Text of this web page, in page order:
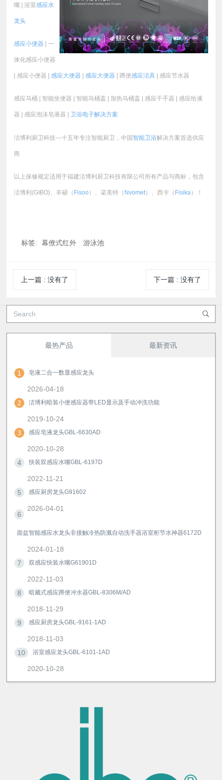
嘴 | 浴室感应水
龙头
感应小便器 | 一
体化感应小便器
| 感应小便器 |感应大便器 |感应大便器 | 蹲便感应洁具 | 感应节水器
感应马桶 | 智能坐便器 | 智能马桶盖 | 加热马桶盖 | 感应干手器 | 感应给液
器 | 感应泡沫皂液器 |卫浴电子解决方案
洁博利厨卫科技---十五年专注智能厨卫，中国智能卫浴解决方案首选供应
商
以上保修规定适用于福建洁博利厨卫科技有限公司所有产品与商标，包含
洁博利(GIBO)、丰硕（ Fisoo ）、诺美特（ Nvomet）、西卡（ Fisika）！
标签: 幕僚式红外 游泳池
上一篇 :没有了 下一篇: 没有了
最热产品 最新资讯
1 皂液二合一数显感应龙头
2026-04-18
2
洁博利暗装小便感应器带LED显示及手动冲洗功能
2019-10-24
3
感应皂液龙头GBL-6630AD
2020-10-28
4
快装双感应水嘴GBL-6197D
2022-11-21
5
感应厨房龙头G91602
2026-04-01
6
面盆智能感应水龙头非接触冷热防溅自动洗手器浴室柜节水神器6172D
2024-01-18
7
双感应快装水嘴G61901D
2022-11-03
8
暗藏式感应蹲便冲水器GBL-8306M/AD
2018-11-29
9
感应厨房龙头GBL-9161-1AD
2018-11-03
10
浴室感应龙头GBL-6101-1AD
2020-10-28